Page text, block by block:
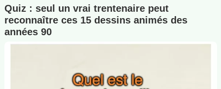
Quiz : seul un vrai trentenaire peut
reconnaître ces 15 dessins animés des
années 90